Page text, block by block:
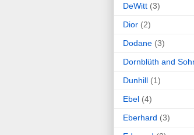
DeWitt (3)
Dior (2)
Dodane (3)
Dornblüth and
Dunhill (1)
Ebel (4)
Eberhard (3)